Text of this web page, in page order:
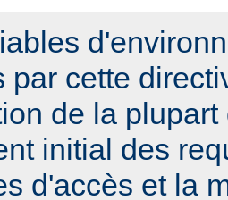
par cette
de la
initial des
d'accès et la